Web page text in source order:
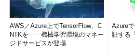
AWS／Azure上でTensorFlow、C
NTKを――機械学習環境のマネー
ジドサービスが登場
Azure
証する